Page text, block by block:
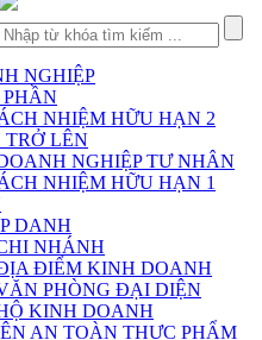
NGHIỆP
PHẦN
NHIỆM HỮU HẠN 2
LÊN
NGHIỆP TƯ NHÂN
NHIỆM HỮU HẠN 1
DANH
NHÁNH
ĐIỂM KINH DOANH
PHÒNG ĐẠI DIỆN
KINH DOANH
AN TOÀN THỰC PHẨM